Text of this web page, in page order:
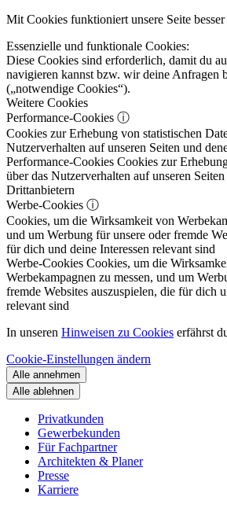
Mit Cookies funktioniert unsere Seite besser
Essenzielle und funktionale Cookies:
Diese Cookies sind erforderlich, damit du
navigieren kannst bzw. wir deine Anfragen
(„notwendige Cookies“).
Weitere Cookies
Performance-Cookies ⓘ
Cookies zur Erhebung von statistischen
Nutzerverhalten auf unseren Seiten und
Performance-Cookies Cookies zur
über das Nutzerverhalten auf unseren
Drittanbietern
Werbe-Cookies ⓘ
Cookies, um die Wirksamkeit von
und um Werbung für unsere oder fremde
für dich und deine Interessen relevant sind
Werbe-Cookies Cookies, um die
Werbekampagnen zu messen, und um
fremde Websites auszuspielen, die für dich
relevant sind
In unseren Hinweisen zu Cookies erfährst
Cookie-Einstellungen ändern
Alle annehmen
Alle ablehnen
Privatkunden
Gewerbekunden
Für Fachpartner
Architekten & Planer
Presse
Karriere